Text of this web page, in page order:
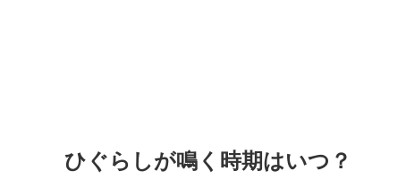
ひぐらしが鳴く時期はいつ？